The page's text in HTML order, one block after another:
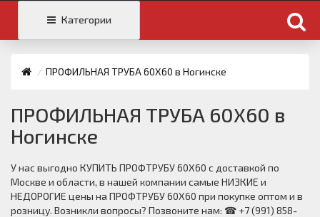
Категории
ПРОФИЛЬНАЯ ТРУБА 60Х60 в Ногинске
ПРОФИЛЬНАЯ ТРУБА 60Х60 в
Ногинске
У нас выгодно КУПИТЬ ПРОФТРУБУ 60Х60 с доставкой по
Москве и области, в нашей компании самые НИЗКИЕ и
НЕДОРОГИЕ цены на ПРОФТРУБУ 60Х60 при покупке оптом и в
розницу. Возникли вопросы? Позвоните нам: ☎ +7 (991) 858-